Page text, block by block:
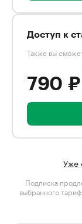
Доступ к
Также вы
790 ₽
Уже
Подписка
выбранного